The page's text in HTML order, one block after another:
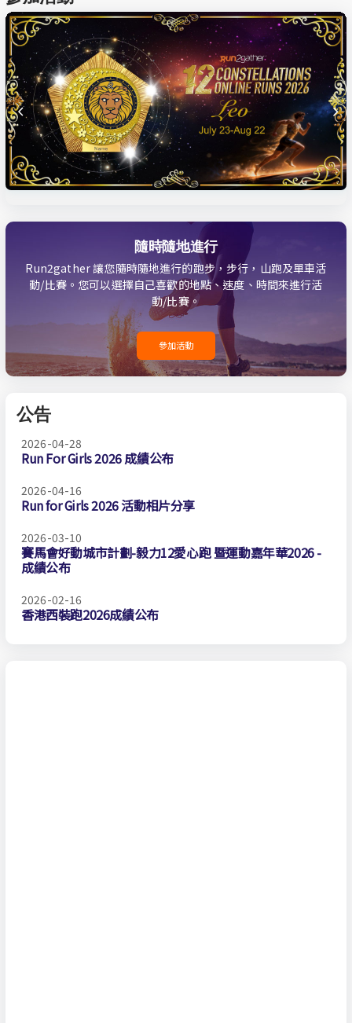
隨時隨地進行
Run2gather 讓您隨時隨地進行的跑步，步行，山跑及單車活
動/比賽。您可以選擇自己喜歡的地點、速度、時間來進行活
動/比賽。
參加活動
公告
2026-04-28
Run For Girls 2026 成績公布
2026-04-16
Run for Girls 2026 活動相片分享
2026-03-10
賽馬會好動城市計劃-毅力12愛心跑 暨運動嘉年華2026 -
成績公布
2026-02-16
香港西裝跑2026成績公布